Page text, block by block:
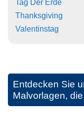
Tag Der Erde
Thanksgiving
Valentinstag
Entdecken Sie
Malvorlagen,